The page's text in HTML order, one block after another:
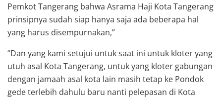
Pemkot Tangerang bahwa Asrama Haji Kota Tangerang
prinsipnya sudah siap hanya saja ada beberapa hal
yang harus disempurnakan,”
“Dan yang kami setujui untuk saat ini untuk kloter yang
utuh asal Kota Tangerang, untuk yang kloter gabungan
dengan jamaah asal kota lain masih tetap ke Pondok
gede terlebih dahulu baru nanti pelepasan di Kota